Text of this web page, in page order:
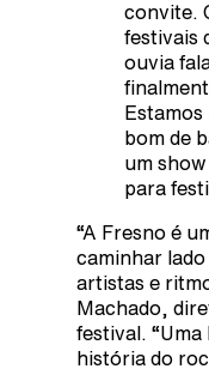
convite.
festivais
ouvia
bom de
um
para
“A Fresno é
caminhar lado
artistas e
Machado,
festival. “Uma
história do